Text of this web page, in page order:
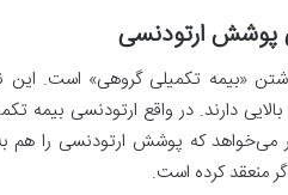
پوشش ارتودنسی
«بیمه تکمیلی گروهی» است.
دارند. در واقع ارتودنسی بیمه
می‌خواهد که پوشش ارتودنسی را هم
منعقد کرده است.